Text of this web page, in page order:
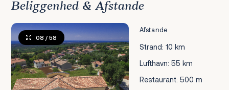
Beliggenhed & Afstande
Afstande
Strand: 10 km
Lufthavn: 55 km
Restaurant: 500 m
08 / 58